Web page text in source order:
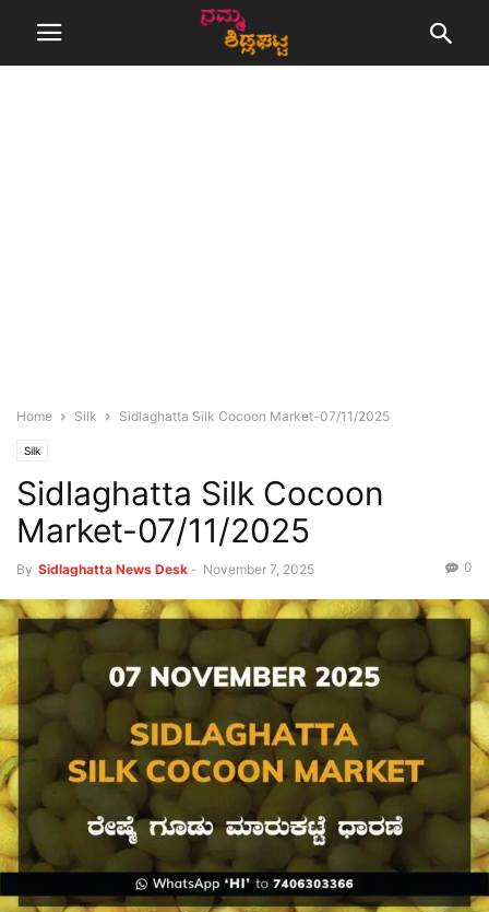
Home Silk Sidlaghatta Silk Cocoon Market-07/11/2025
Silk
Sidlaghatta Silk Cocoon
Market-07/11/2025
By Sidlaghatta News Desk - November 7, 2025 0